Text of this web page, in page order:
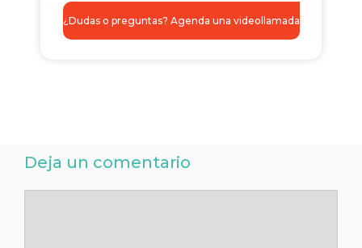
¿Dudas o preguntas? Agenda una videollamada
Deja un comentario